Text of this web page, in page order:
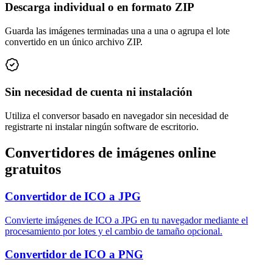
Descarga individual o en formato ZIP
Guarda las imágenes terminadas una a una o agrupa el lote
convertido en un único archivo ZIP.
Sin necesidad de cuenta ni instalación
Utiliza el conversor basado en navegador sin necesidad de
registrarte ni instalar ningún software de escritorio.
Convertidores de imágenes online
gratuitos
Convertidor de ICO a JPG
Convierte imágenes de ICO a JPG en tu navegador mediante el
procesamiento por lotes y el cambio de tamaño opcional.
Convertidor de ICO a PNG